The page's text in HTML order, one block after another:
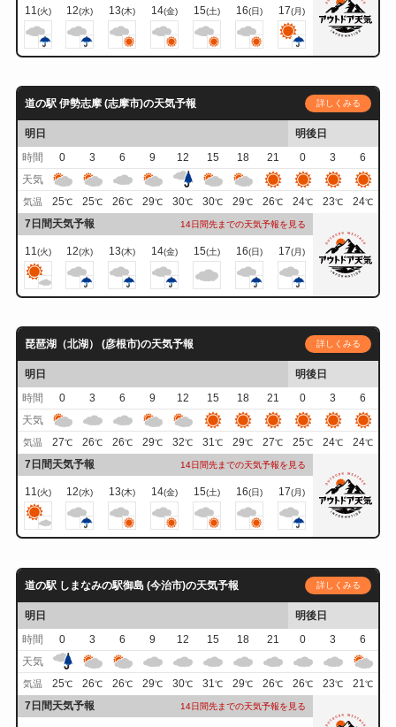
11(火) 12(水) 13(木) 14(金) 15(土) 16(日) 17(月)
道の駅 伊勢志摩 (志摩市)の天気予報 詳しくみる
明日
明後日
時間
0 3 6 9 12 15 18 21 0 3
6
天気
気温 25℃ 25℃ 26℃ 29℃ 30℃ 30℃ 29℃ 26℃ 24℃ 23℃ 24℃
7日間天気予報 14日間先までの天気予報を見る
11(火) 12(水) 13(木) 14(金) 15(土) 16(日) 17(月)
琵琶湖（北湖） (彦根市)の天気予報 詳しくみる
明日
明後日
時間
0 3 6 9 12 15 18 21 0 3
6
天気
気温 27℃ 26℃ 26℃ 29℃ 32℃ 31℃ 29℃ 27℃ 25℃ 24℃ 24℃
7日間天気予報 14日間先までの天気予報を見る
11(火) 12(水) 13(木) 14(金) 15(土) 16(日) 17(月)
道の駅 しまなみの駅御島 (今治市)の天気予報 詳しくみる
明日
明後日
時間
0 3 6 9 12 15 18 21 0 3
6
天気
気温 25℃ 26℃ 26℃ 29℃ 30℃ 31℃ 29℃ 26℃ 26℃ 23℃ 21℃
7日間天気予報 14日間先までの天気予報を見る